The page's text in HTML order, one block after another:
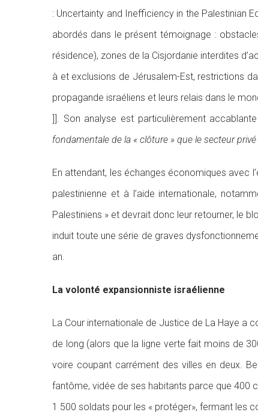
: Uncertainty and Inefficiency in the Palestinian
abordés dans le présent témoignage :
résidence), zones de la Cisjordanie interdites
à et exclusions de Jérusalem-Est, restrictions
propagande israéliens et leurs relais dans le
]]. Son analyse est particulièrement
fondamentale de la « clôture » que le secteur
En attendant, les échanges économiques avec
palestinienne et à l’aide internationale,
Palestiniens » et devrait donc leur retourner, le
induit toute une série de graves
an.
La volonté expansionniste israélienne
La Cour internationale de Justice de La Haye a
de long (alors que la ligne verte fait moins de
voire coupant carrément des villes en deux.
fantôme, vidée de ses habitants parce que 400
1 500 soldats pour les « protéger», fermant les